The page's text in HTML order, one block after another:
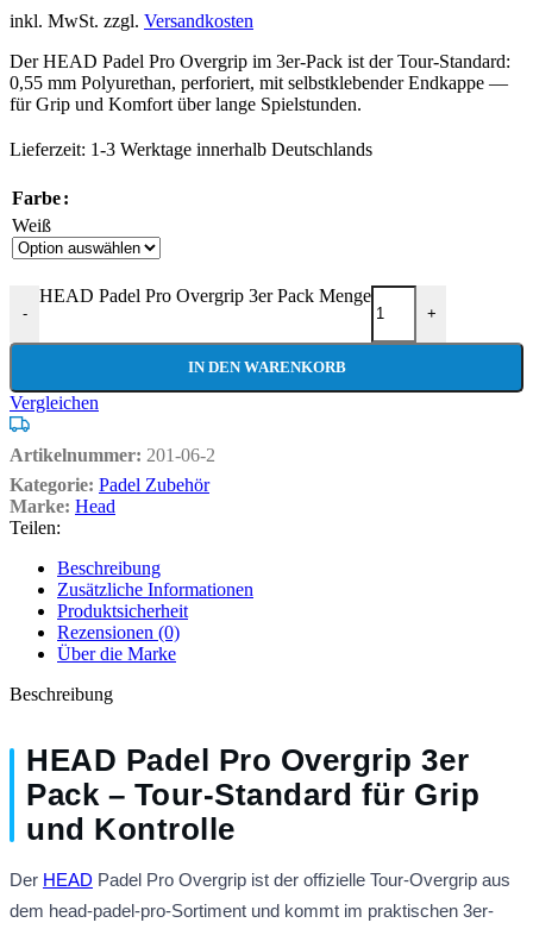
inkl. MwSt. zzgl. Versandkosten
Der HEAD Padel Pro Overgrip im 3er-Pack ist der Tour-Standard:
0,55 mm Polyurethan, perforiert, mit selbstklebender Endkappe —
für Grip und Komfort über lange Spielstunden.
Lieferzeit: 1-3 Werktage innerhalb Deutschlands
Farbe
Weiß
-
HEAD Padel Pro Overgrip 3er Pack Menge
+
IN DEN WARENKORB
Vergleichen
Artikelnummer: 201-06-2
Kategorie: Padel Zubehör
Marke: Head
Teilen:
Beschreibung
Zusätzliche Informationen
Produktsicherheit
Rezensionen (0)
Über die Marke
Beschreibung
HEAD Padel Pro Overgrip 3er
Pack – Tour-Standard für Grip
und Kontrolle
Der HEAD Padel Pro Overgrip ist der offizielle Tour-Overgrip aus
dem head-padel-pro-Sortiment und kommt im praktischen 3er-